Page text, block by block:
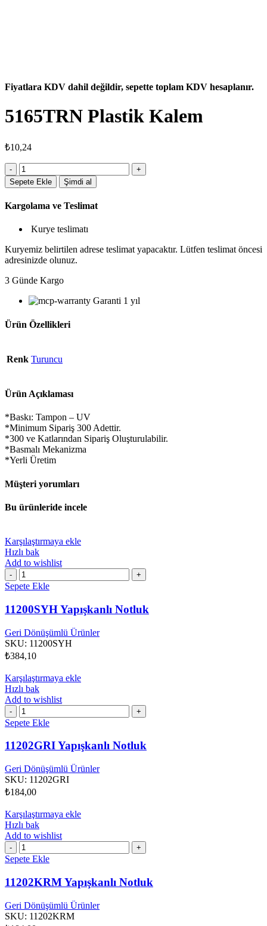
Fiyatlara KDV dahil değildir, sepette toplam KDV hesaplanır.
5165TRN Plastik Kalem
₺10,24
5165TRN
Plastik
Kalem
Sepete Ekle Şimdi al
Kargolama ve Teslimat
Kurye teslimatı
Kuryemiz belirtilen adrese teslimat yapacaktır. Lütfen teslimat öncesi
adresinizde olunuz.
3 Günde Kargo
Garanti 1 yıl
Ürün Özellikleri
Renk Turuncu
Ürün Açıklaması
*Baskı: Tampon – UV
*Minimum Sipariş 300 Adettir.
*300 ve Katlarından Sipariş Oluşturulabilir.
*Basmalı Mekanizma
*Yerli Üretim
Müşteri yorumları
Bu ürünleride incele
Karşılaştırmaya ekle
Hızlı bak
Add to wishlist
11200SYH
Yapışkanlı
adet
Sepete Ekle
11200SYH Yapışkanlı Notluk
Geri Dönüşümlü Ürünler
SKU: 11200SYH
₺384,10
Karşılaştırmaya ekle
Hızlı bak
Add to wishlist
11202GRI
Yapışkanlı
adet
Sepete Ekle
11202GRI Yapışkanlı Notluk
Geri Dönüşümlü Ürünler
SKU: 11202GRI
₺184,00
Karşılaştırmaya ekle
Hızlı bak
Add to wishlist
11202KRM
Yapışkanlı
adet
Sepete Ekle
11202KRM Yapışkanlı Notluk
Geri Dönüşümlü Ürünler
SKU: 11202KRM